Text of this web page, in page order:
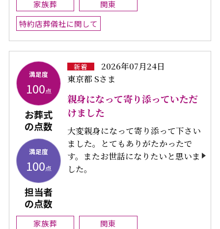
家族葬
関東
特約店葬儀社に関して
満足度
100点
お葬式
の点数
満足度
100点
担当者
の点数
新着
2026年07月24日
東京都 Sさま
親身になって寄り添っていただ
けました
大変親身になって寄り添って下さい
ました。とてもありがたかったで
す。またお世話になりたいと思いま
した。
家族葬
関東